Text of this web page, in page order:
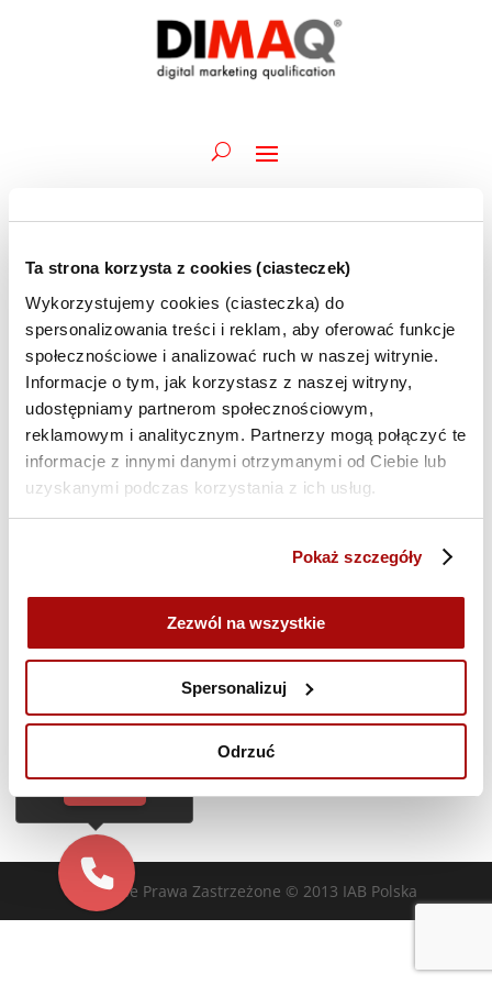
Ta strona korzysta z cookies (ciasteczek)
Wykorzystujemy cookies (ciasteczka) do
spersonalizowania treści i reklam, aby oferować funkcje
społecznościowe i analizować ruch w naszej witrynie.
Informacje o tym, jak korzystasz z naszej witryny,
udostępniamy partnerom społecznościowym,
reklamowym i analitycznym. Partnerzy mogą połączyć te
informacje z innymi danymi otrzymanymi od Ciebie lub
uzyskanymi podczas korzystania z ich usług.
Pokaż szczegóły
Zezwól na wszystkie
Spersonalizuj
Odrzuć
Wydarzenia
for
21
czerwca
2026
po
i
21.06.2026
Wybierz
datę.
Trwające
Akademia DIMAQ Basic | M.Bartołd | 15-19 i 22-
24.06 | szkolenie ONLINE
15 czerwca @ 09:45-24 czerwca @ 12:30
16 czerwca @ 10:00-25 czerwca @ 12:30
Zasubskrybuj kalendarz
Wszelkie Prawa Zastrzeżone © 2013 IAB Polska
Cześć!
do Ciebie za darmo
TAK